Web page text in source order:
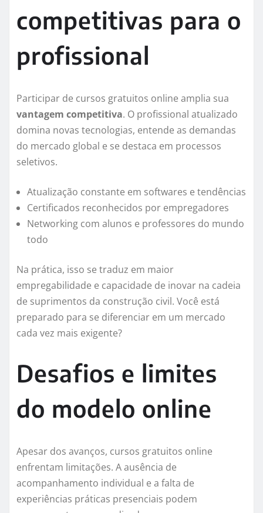
competitivas para o
profissional
Participar de cursos gratuitos online amplia sua
vantagem competitiva. O profissional atualizado
domina novas tecnologias, entende as demandas
do mercado global e se destaca em processos
seletivos.
Atualização constante em softwares e tendências
Certificados reconhecidos por empregadores
Networking com alunos e professores do mundo
todo
Na prática, isso se traduz em maior
empregabilidade e capacidade de inovar na cadeia
de suprimentos da construção civil. Você está
preparado para se diferenciar em um mercado
cada vez mais exigente?
Desafios e limites
do modelo online
Apesar dos avanços, cursos gratuitos online
enfrentam limitações. A ausência de
acompanhamento individual e a falta de
experiências práticas presenciais podem